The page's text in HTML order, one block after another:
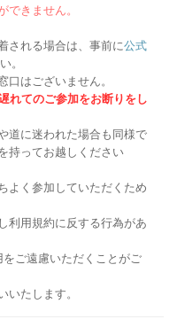
きません。
される場合は、事前に公式
。
口はございません。
れてのご参加をお断りをし
道に迷われた場合も同様で
持ってお越しください
よく参加していただくため
利用規約に反する行為があ
ご遠慮いただくことがご
いたします。